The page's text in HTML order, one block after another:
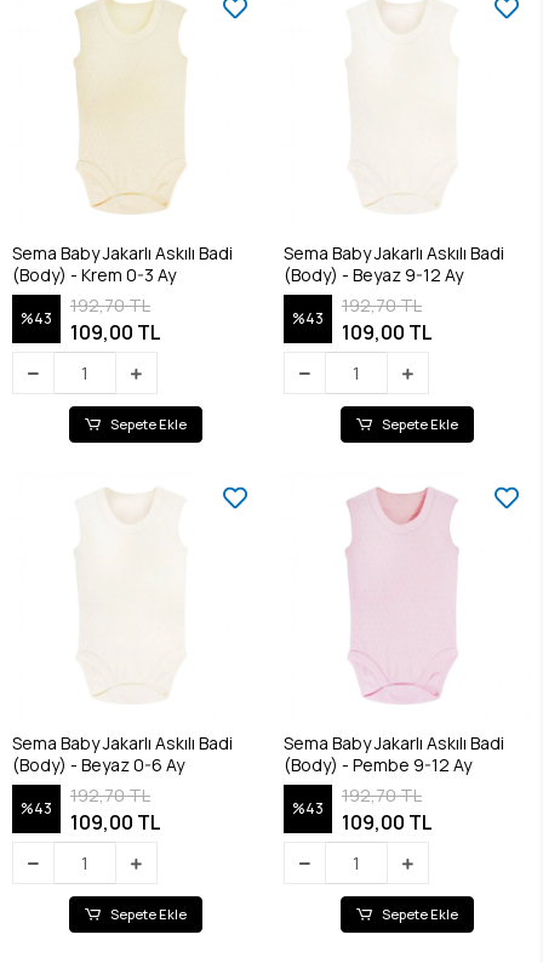
Sema Baby Jakarlı Askılı Badi
(Body) - Krem 0-3 Ay
%43
192,70 TL
109,00 TL
Sepete Ekle
Sema Baby Jakarlı Askılı Badi
(Body) - Beyaz 9-12 Ay
%43
192,70 TL
109,00 TL
Sepete Ekle
Sema Baby Jakarlı Askılı Badi
(Body) - Beyaz 0-6 Ay
%43
192,70 TL
109,00 TL
Sepete Ekle
Sema Baby Jakarlı Askılı Badi
(Body) - Pembe 9-12 Ay
%43
192,70 TL
109,00 TL
Sepete Ekle